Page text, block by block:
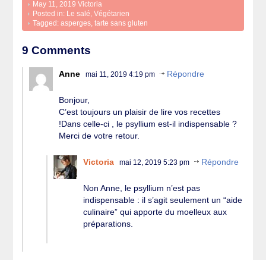
May 11, 2019 Victoria
Posted in:
Le salé ,Végétarien
Tagged:asperges ,tarte sans gluten
9 Comments
Anne mai 11, 2019 4:19 pm Répondre
Bonjour,
C’est toujours un plaisir de lire vos recettes
!Dans celle-ci , le psyllium est-il indispensable ?
Merci de votre retour.
Victoria mai 12, 2019 5:23 pm Répondre
Non Anne, le psyllium n’est pas
indispensable : il s’agit seulement un “aide
culinaire” qui apporte du moelleux aux
préparations.